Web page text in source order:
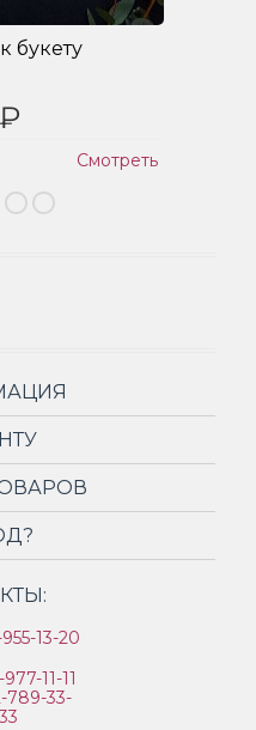
букету
Смотреть
13-20
11-11
789-33-
33